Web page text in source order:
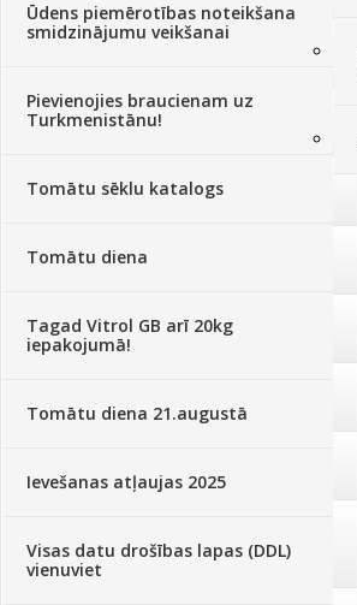
Ūdens piemērotības noteikšana
smidzinājumu veikšanai
Pievienojies braucienam uz
Turkmenistānu!
Tomātu sēklu katalogs
Tomātu diena
Tagad Vitrol GB arī 20kg
iepakojumā!
Tomātu diena 21.augustā
Ievešanas atļaujas 2025
Visas datu drošības lapas (DDL)
vienuviet
Mēslojumi(495)
Augsne, kūdra, mulča
Podi un kasetes
Augu laistīšana(505)
(359)